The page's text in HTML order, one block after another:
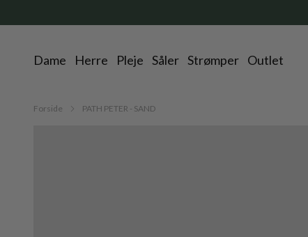
Dame Herre Pleje Såler Strømper Outlet
Forside PATH PETER - SAND